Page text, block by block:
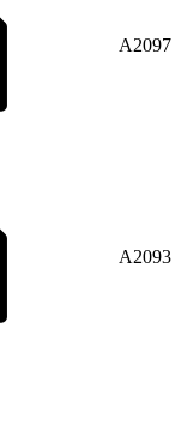
A2097
A2093